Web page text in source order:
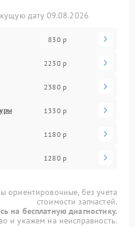
дату 09.08.2026
830 р
2230 р
2380 р
1330 р
1180 р
1280 р
ориентировочные, без учета
стоимости запчастей.
на бесплатную диагностику.
и укажем на неисправность.